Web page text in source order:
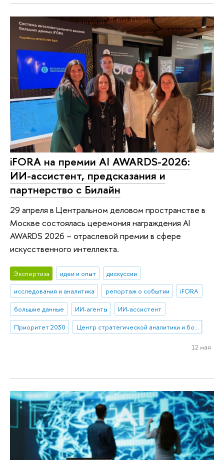
iFORA на премии AI AWARDS-2026:
ИИ-ассистент, предсказания и
партнерство с Билайн
29 апреля в Центральном деловом пространстве в
Москве состоялась церемония награждения AI
AWARDS 2026 – отраслевой премии в сфере
искусственного интеллекта.
Экспертиза идеи и опыт
дискуссии
исследования и аналитика
репортаж о событии
iFORA
большие данные
ИИ-агенты
ИИ-ассистент
Приоритет 2030
Центр стратегической аналитики и больших данных
12 мая